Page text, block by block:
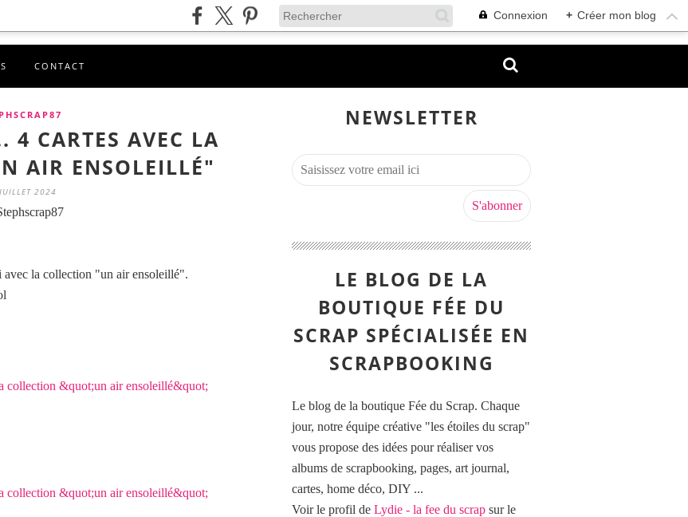
Connexion + Créer mon blog
CONTACT
4 CARTES AVEC LA
AIR ENSOLEILLÉ"
2024
avec la collection "un air ensoleillé".
NEWSLETTER
LE BLOG DE LA
BOUTIQUE FÉE DU
SCRAP SPÉCIALISÉE EN
SCRAPBOOKING
Le blog de la boutique Fée du Scrap. Chaque
jour, notre équipe créative "les étoiles du scrap"
vous propose des idées pour réaliser vos
albums de scrapbooking, pages, art journal,
cartes, home déco, DIY ...
Voir le profil de Lydie - la fee du scrap sur le